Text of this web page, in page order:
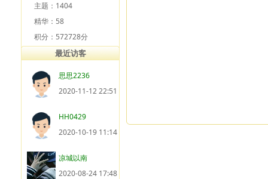
主题：1404
精华：58
积分：572728分
最近访客
思思2236
2020-11-12 22:51
HH0429
2020-10-19 11:14
凉城以南
2020-08-24 17:48